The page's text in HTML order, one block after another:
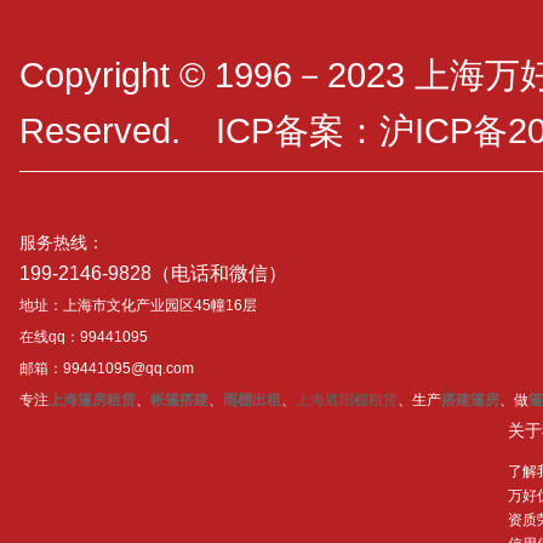
Copyright © 1996－2023 上海万
Reserved. ICP备案： 沪ICP备
服务热线：
199-2146-9828（电话和微信）
地址：上海市文化产业园区45幢16层
在线qq：99441095
邮箱：99441095@qq.com
专注上海篷房租赁、 帐篷搭建、 雨棚出租 、 上海遮阳棚租赁、生产搭建篷房、做
关
了解
万好
资质